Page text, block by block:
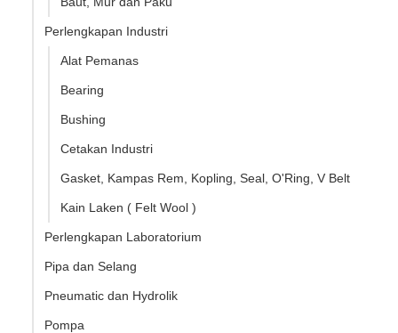
Perlengkapan Industri
Alat Pemanas
Bearing
Bushing
Cetakan Industri
Gasket, Kampas Rem, Kopling, Seal, O'Ring, V Belt
Kain Laken ( Felt Wool )
Perlengkapan Laboratorium
Pipa dan Selang
Pneumatic dan Hydrolik
Pompa